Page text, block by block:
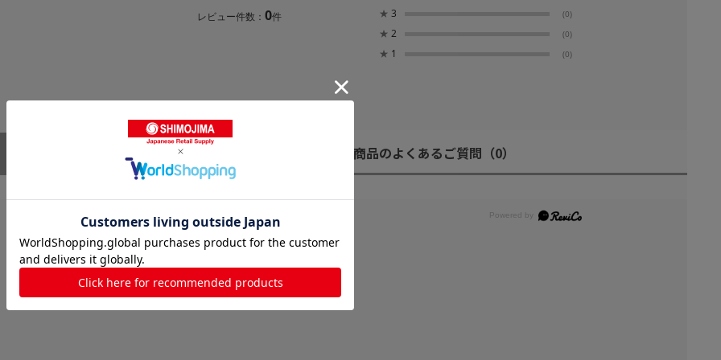
レビュー件数： 0件
★ 3 (0)
★ 2 (0)
★ 1 (0)
商品のよくあるご質問 （0）
レビューはありません。